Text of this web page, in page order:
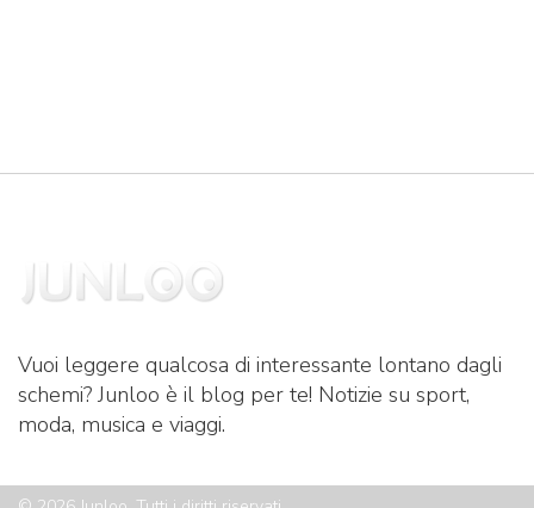
Vuoi leggere qualcosa di interessante lontano dagli
schemi? Junloo è il blog per te! Notizie su sport,
moda, musica e viaggi.